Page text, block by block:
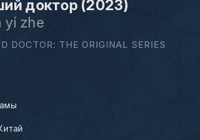
доктор (2023)
yi zhe
DOCTOR: THE ORIGINAL SERIES